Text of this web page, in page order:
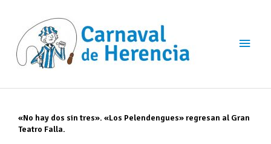
contenido
«No hay dos sin tres». «Los Pelendengues» regresan al Gran
Teatro Falla.